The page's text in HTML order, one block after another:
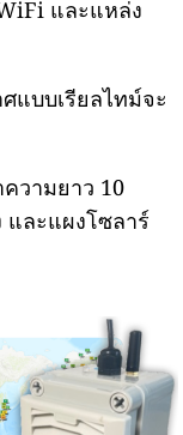
และแหล่ง
แบบเรียลไทม์จะ
วามยาว 10
และแผงโซลาร์